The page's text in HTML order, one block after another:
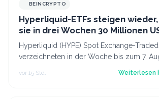
BEINCRYPTO
Hyperliquid-ETFs steigen
sie in drei Wochen 30 Millionen
haben
Hyperliquid (HYPE) Spot Exchange-Traded
verzeichneten in der Woche bis zum 7.
vor 15 Std. Weiterlesen